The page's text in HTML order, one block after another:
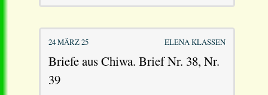
24 MÄRZ 25 ELENA KLASSEN
Briefe aus Chiwa. Brief Nr. 38, Nr.
39